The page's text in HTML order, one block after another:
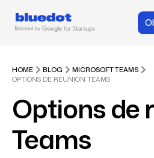
HOME BLOG
MICROSOFT TEAMS
OPTIONS DE RÉUNION TEAMS
Options de
Teams